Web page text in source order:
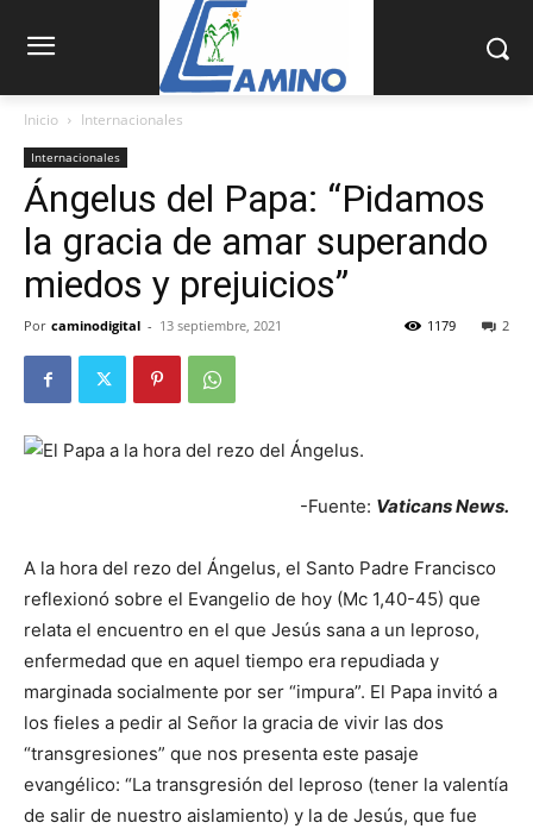
Inicio Internacionales
Internacionales
Ángelus del Papa: “Pidamos
la gracia de amar superando
miedos y prejuicios”
Por caminodigital - 13 septiembre, 2021 2
1179
-Fuente: Vaticans News.
A la hora del rezo del Ángelus, el Santo Padre Francisco
reflexionó sobre el Evangelio de hoy (Mc 1,40-45) que
relata el encuentro en el que Jesús sana a un leproso,
enfermedad que en aquel tiempo era repudiada y
marginada socialmente por ser “impura”. El Papa invitó a
los fieles a pedir al Señor la gracia de vivir las dos
“transgresiones” que nos presenta este pasaje
evangélico: “La transgresión del leproso (tener la valentía
de salir de nuestro aislamiento) y la de Jesús, que fue